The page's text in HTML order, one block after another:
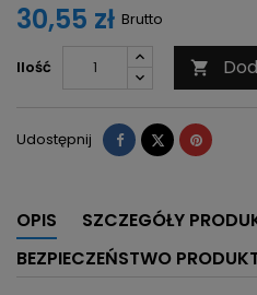
30,55 zł Brutto
Ilość 
Udostępnij Udostępnij
TweetujPinterest
OPIS
SZCZEGÓŁY
BEZPIECZEŃSTWO